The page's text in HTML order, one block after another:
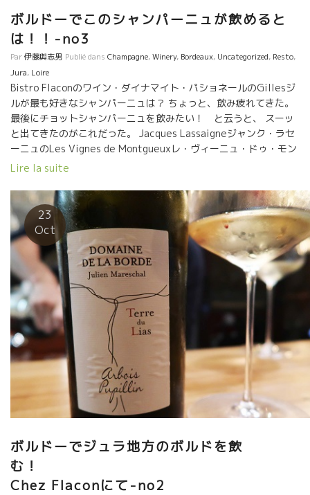
プンしたとのこと。 次回、行ってみよう。 気持ちのいい若者達だ
った。Merci ,Equipes de Soif. 壁に美味しそうなワインがズラリ
と並んでいた。勿論、ボルドーワインもありました。また来よ
う。
ボルドーでこのシャンパーニュが飲めると
は！！-no3
Par伊藤與志男 Publié dans Champagne,Winery, Bordeaux, Uncategorized, Resto,
Jura, Loire
Bistro Flaconのワイン・ダイナマイト・パショネールのGillesジ
ルが最も好きなシャンパーニュは？ ちょっと、飲み疲れてきた。
最後にチョットシャンパーニュを飲みたい！ と云うと、 スーッ
と出てきたのがこれだった。 Jacques Lassaigneジャンク・ラセ
ーニュのLes Vignes de Montgueuxレ・ヴィーニュ・ドゥ・モン
ギュ これには、飛びあがるほど嬉しかった。丁度、私が頭に浮か
は、明治時代に山梨からワイン醸造勉強の為に日本人が数年滞在
して いたところ。 今は、同じ村にいるエマニュエル・ラセーニュ
がその畑を任されてシャンパーニュを醸している。 ラセーニュ独
特のスカットしたピュアーなミネラル感が素晴らしい！！ 濁り、
雑味、シャンパーニュによくある泡のつっかかりが全くない。
ほぼ仕事が落ち着いてきたので、ジルもジュリアちゃんも時々私
のところに来て一緒に飲んだ。 ジュリアちゃん、余程気に入った
のだろう写真をとっていた。 ジルはこの夏、日本に行った。
林さんのピオッシュにも行って感激していた。本当に世が狭くな
った ものだ。 ジルはお勧めのワインを色々飲ませてくれた。シノ
ンLenoirの89年は最高に美味しかった。 Merci Gilles. その他
にも、サヴォワの新人のモンドゥーズも特別だった、ボルドーの
新人のワインも良かった。 また、皆さんにも紹介したい。 本当に
Flaconフラコンは本当にフレンドリーな雰囲気にあるので、隣の
人とか直ぐ話せて友達に なってしまう。 ちょっと、話したら、私
のボルドー時代に懇親にしていたシュードル家族の友達だった。
世が狭いのに驚く。 その女性が近々ワイン・レストランを開くと
のこと。 ワインを通じて本当に人と人が繋がっていく。
Lire la suite
23
Oct
ボルドーでジュラ地方のボルドを飲
む
Chez Flaconにて-no2